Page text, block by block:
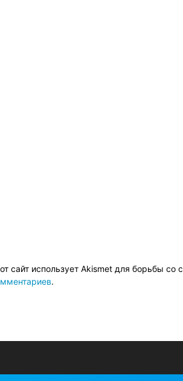
сайт использует Akismet для борьбы со
.